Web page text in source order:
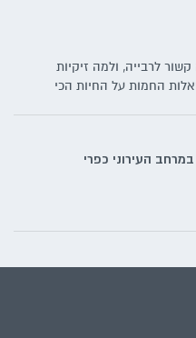
לרבייה, ולמה זיקיות
החמות על החיות הכי
העירוני כפרי